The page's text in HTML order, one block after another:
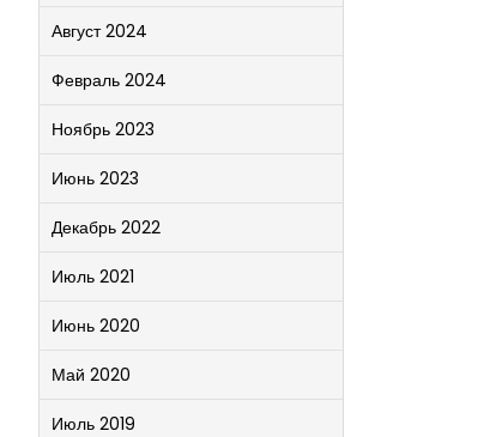
Август 2024
Февраль 2024
Ноябрь 2023
Июнь 2023
Декабрь 2022
Июль 2021
Июнь 2020
Май 2020
Июль 2019